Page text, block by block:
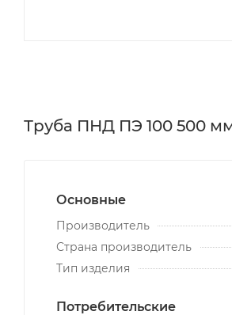
Труба ПНД ПЭ 100 500 мм
Основные
Производитель
Страна производитель
Тип изделия
Потребительские